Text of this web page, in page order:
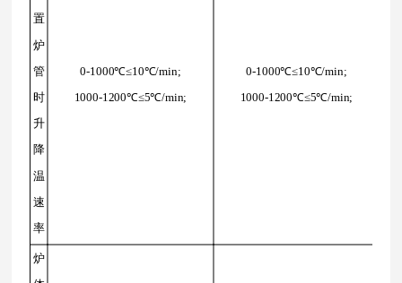
置
炉
管
时
升
降
温
速
率
0-1000℃≤10℃/min;
1000-1200℃≤5℃/min;
0-1000℃≤10℃/min;
1000-1200℃≤5℃/min;
炉